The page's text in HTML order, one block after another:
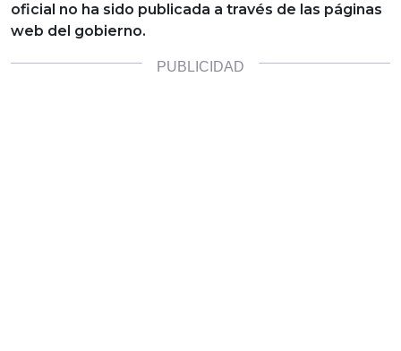
oficial no ha sido publicada a través de las páginas
web del gobierno.